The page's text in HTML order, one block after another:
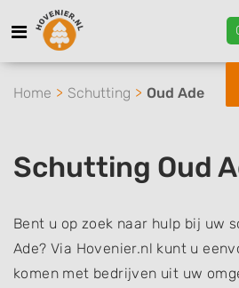
Home Schutting Oud Ade
Schutting Oud
Bent u op zoek naar hulp bij uw
Ade? Via Hovenier.nl kunt u
komen met bedrijven uit uw